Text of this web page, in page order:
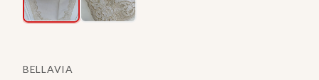
BELLAVIA